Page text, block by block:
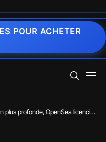
POUR ACHETER
plus profonde, OpenSea licencie